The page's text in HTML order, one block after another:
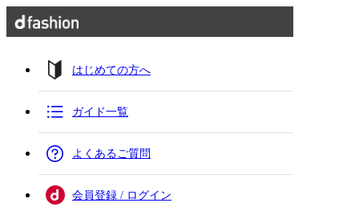
はじめての方へ
ガイド一覧
よくあるご質問
会員登録 / ログイン